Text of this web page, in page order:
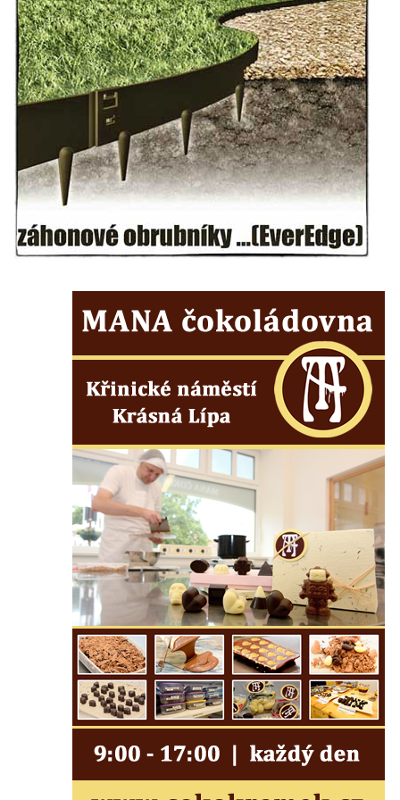
Budějovicích
Socha svatého Vincence Ferrerského na
nádvoří kláštera dominikánů v Českých
Budějovicích
Socha svatého Zachariáše na nádvoří
kláštera dominikánů v Českých
Budějovicích
Socha svatého Josefa na nádvoří kláštera
dominikánů v Českých Budějovicích
Socha svaté Anny na nádvoří kláštera
kláštera dominikánů v Českých
dominikánů u Piaristického náměstí v
Českých Budějovicích
Socha svatého Václava u pramene v
Pamětní deska Tomáše Garrigue Masaryka
na radnici v Českých Budějovicích
Pamětní deska na biskupské rezidenci v
Českých Budějovicích
Pamětní deska Josefa Hloucha na
biskupské rezidenci v Českých
Budějovicích
Socha žáby u rybníčku na Náměstí v
Kamenném Újezdě
Pamětní kámen družebních obcí Kamenný
Újezd a Krauchthal v parku na Náměstí v